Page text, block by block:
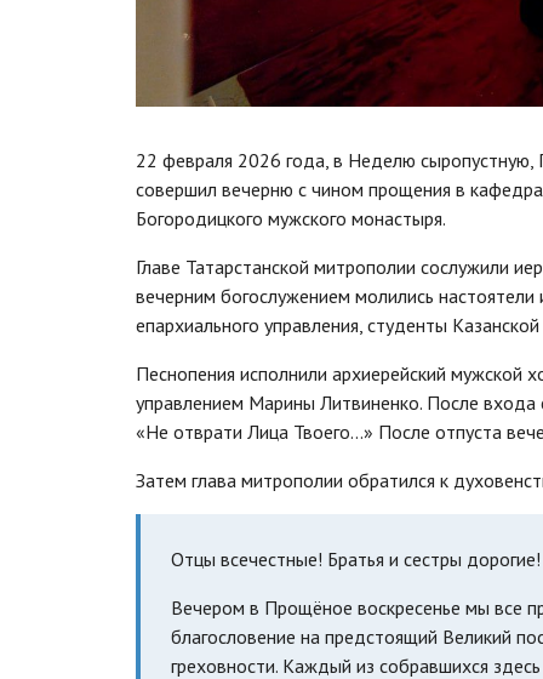
22 февраля 2026 года, в Неделю сыропустную,
совершил вечерню с чином прощения в
Богородицкого мужского монастыря.
Главе Татарстанской митрополии сослужили
вечерним богослужением молились
епархиального управления, студенты
Песнопения исполнили архиерейский мужской
управлением Марины Литвиненко. После входа
«Не отврати Лица Твоего...» После отпуста
Затем глава митрополии обратился к
Отцы всечестные! Братья и сестры дорогие!
Вечером в Прощёное воскресенье мы все
благословение на предстоящий Великий
греховности. Каждый из собравшихся